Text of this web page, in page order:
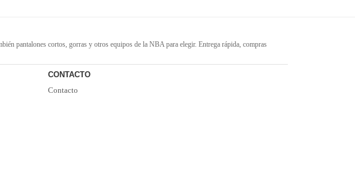
pantalones cortos, gorras y otros equipos de la NBA para elegir. Entrega rápida, compras
cuando! Satisfacer las necesidades de cada cliente.
CONTACTO
Contacto